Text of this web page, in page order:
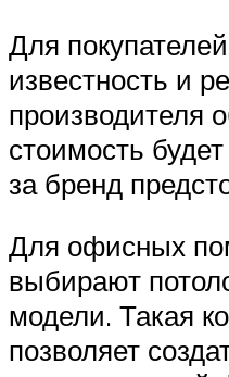
Для
известность и
производителя
стоимость
за бренд
Для офисных
выбирают
модели. Такая
позволяет